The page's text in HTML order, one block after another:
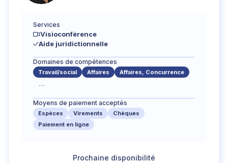
Services
Visioconférence
Aide juridictionnelle
Domaines de compétences
Travail/social Affaires
Affaires, Concurrence
...
Moyens de paiement acceptés
Espèces Virements
Chèques
Paiement en ligne